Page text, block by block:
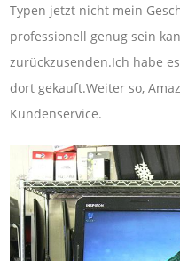
Typen jetzt nicht mein
professionell genug sein
zurückzusenden.Ich habe
dort gekauft.Weiter so,
Kundenservice.